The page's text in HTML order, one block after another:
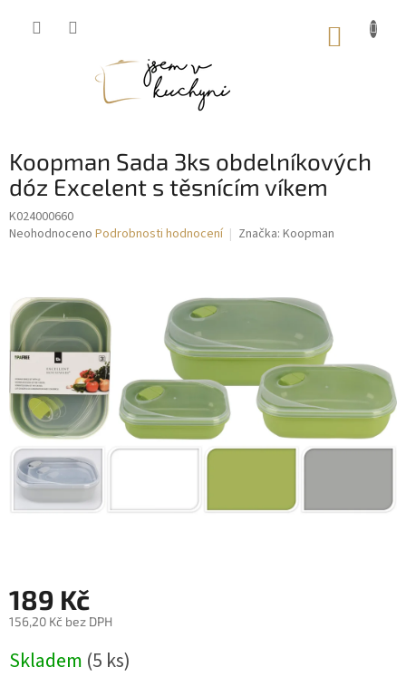
Koopman Sada 3ks obdelníkových
dóz Excelent s těsnícím víkem
K024000660
Průměrné
0,0
z
hvězdiček.
Neohodnoceno Podrobnosti hodnocení Značka: Koopman
189 Kč
156,20 Kč bez DPH
cena:
Skladem (5 ks)